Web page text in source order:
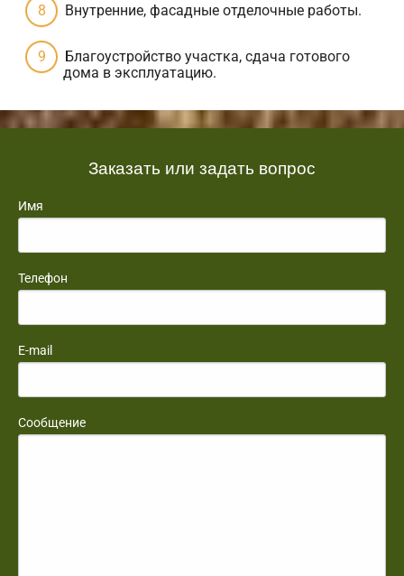
Внутренние, фасадные отделочные работы.
Благоустройство участка, сдача готового
дома в эксплуатацию.
Заказать или задать вопрос
Имя
Телефон
E-mail
Сообщение